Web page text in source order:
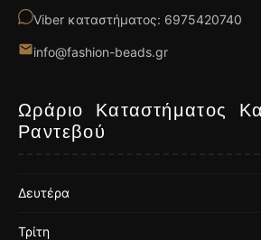
Viber καταστήματος: 6975420740
info@fashion-beads.gr
Ωράριο Καταστήματος
Ραντεβού
Δευτέρα
Τρίτη